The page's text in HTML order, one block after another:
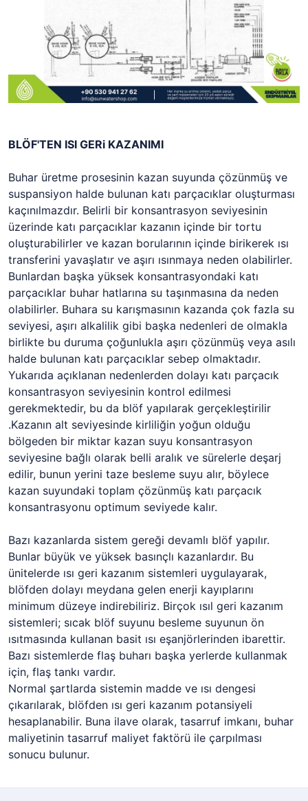
BLÖF'TEN ISI GERi KAZANIMI
Buhar üretme prosesinin kazan suyunda çözünmüş ve
suspansiyon halde bulunan katı parçacıklar oluşturması
kaçınılmazdır. Belirli bir konsantrasyon seviyesinin
üzerinde katı parçacıklar kazanın içinde bir tortu
oluşturabilirler ve kazan borularının içinde birikerek ısı
transferini yavaşlatır ve aşırı ısınmaya neden olabilirler.
Bunlardan başka yüksek konsantrasyondaki katı
parçacıklar buhar hatlarına su taşınmasına da neden
olabilirler. Buhara su karışmasının kazanda çok fazla su
seviyesi, aşırı alkalilik gibi başka nedenleri de olmakla
birlikte bu duruma çoğunlukla aşırı çözünmüş veya asılı
halde bulunan katı parçacıklar sebep olmaktadır.
Yukarıda açıklanan nedenlerden dolayı katı parçacık
konsantrasyon seviyesinin kontrol edilmesi
gerekmektedir, bu da blöf yapılarak gerçekleştirilir
.Kazanın alt seviyesinde kirliliğin yoğun olduğu
bölgeden bir miktar kazan suyu konsantrasyon
seviyesine bağlı olarak belli aralık ve sürelerle deşarj
edilir, bunun yerini taze besleme suyu alır, böylece
kazan suyundaki toplam çözünmüş katı parçacık
konsantrasyonu optimum seviyede kalır.
Bazı kazanlarda sistem gereği devamlı blöf yapılır.
Bunlar büyük ve yüksek basınçlı kazanlardır. Bu
ünitelerde ısı geri kazanım sistemleri uygulayarak,
blöfden dolayı meydana gelen enerji kayıplarını
minimum düzeye indirebiliriz. Birçok ısıl geri kazanım
sistemleri; sıcak blöf suyunu besleme suyunun ön
ısıtmasında kullanan basit ısı eşanjörlerinden ibarettir.
Bazı sistemlerde flaş buharı başka yerlerde kullanmak
için, flaş tankı vardır.
Normal şartlarda sistemin madde ve ısı dengesi
çıkarılarak, blöfden ısı geri kazanım potansiyeli
hesaplanabilir. Buna ilave olarak, tasarruf imkanı, buhar
maliyetinin tasarruf maliyet faktörü ile çarpılması
sonucu bulunur.